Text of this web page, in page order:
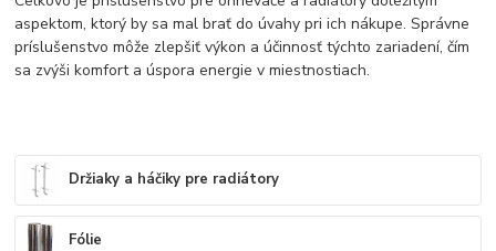
aspektom, ktorý by sa mal brať do úvahy pri ich nákupe. Správne
príslušenstvo môže zlepšiť výkon a účinnosť týchto zariadení, čím
sa zvýši komfort a úspora energie v miestnostiach.
Držiaky a háčiky pre radiátory
Fólie